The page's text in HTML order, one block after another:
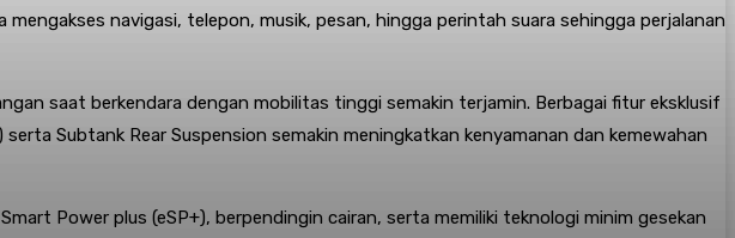
navigasi, telepon, musik, pesan, hingga perintah suara sehingga perjalanan
saat berkendara dengan mobilitas tinggi semakin terjamin. Berbagai fitur eksklusif
Subtank Rear Suspension semakin meningkatkan kenyamanan dan kemewahan
Power plus (eSP+), berpendingin cairan, serta memiliki teknologi minim gesekan